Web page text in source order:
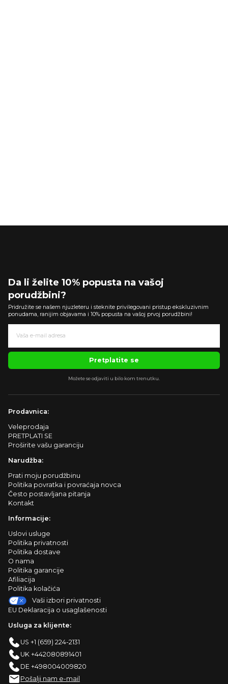
Da li želite 10% popusta na vašoj
porudžbini?
Pridružite se našem njuzleteru i steknite privilegovani pristup ekskluzivnim
ponudama, ranijim objavama i 10% popusta na vašoj prvoj porudžbini!
Pretplatite se
Možete se odjaviti u bilo kom trenutku.
Prodavnica:
Veleprodaja
PRETPLATI SE
Proširite vašu garanciju
Narudžba:
Prati moju porudžbinu
Politika povratka i povraćaja novca
Često postavljana pitanja
Kontakt
Informacije:
Uslovi usluge
Politika privatnosti
Politika dostave
O nama
Politika garancije
Afiliacija
Politika kolačića
Vaši izbori privatnosti
EU Deklaracija o usaglašenosti
Usluga za klijente:
US +1 (659) 224-2131
UK +442080891401
DE +498004009820
Pošalji nam e-mail